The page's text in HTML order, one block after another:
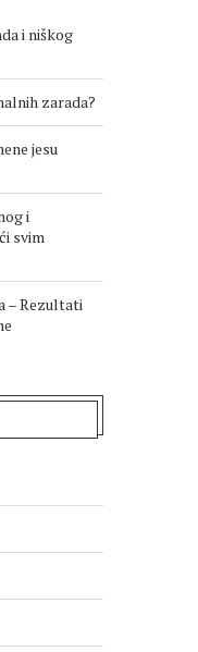
i niškog
zarada?
jesu
i
svim
– Rezultati